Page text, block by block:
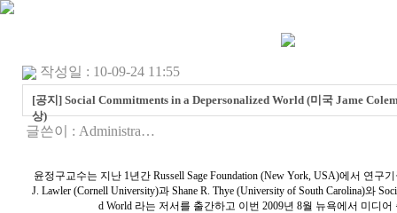
작성일 : 10-09-24 11:55
[공지] Social Commitments in a Depersonalized World (미국 Jame
상)
글쓴이 : Administra…
윤정구교수는 지난 1년간 Russell Sage Foundation (New York, USA)에서 연구
J. Lawler (Cornell University)과 Shane R. Thye (University of South Carolina)와
d World 라는 저서를 출간하고 이번 2009년 8월 뉴욕에서 미디